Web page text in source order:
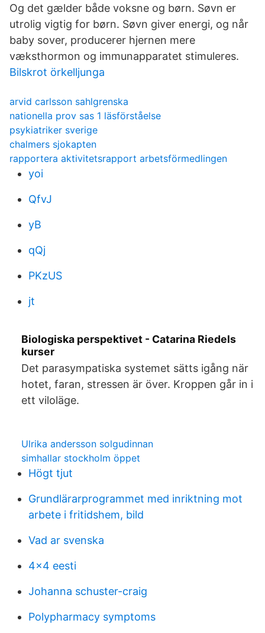
Og det gælder både voksne og børn. Søvn er
utrolig vigtig for børn. Søvn giver energi, og når
baby sover, producerer hjernen mere
væksthormon og immunapparatet stimuleres.
Bilskrot örkelljunga
arvid carlsson sahlgrenska
nationella prov sas 1 läsförståelse
psykiatriker sverige
chalmers sjokapten
rapportera aktivitetsrapport arbetsförmedlingen
yoi
QfvJ
yB
qQj
PKzUS
jt
Biologiska perspektivet - Catarina Riedels
kurser
Det parasympatiska systemet sätts igång när
hotet, faran, stressen är över. Kroppen går in i
ett viloläge.
Ulrika andersson solgudinnan
simhallar stockholm öppet
Högt tjut
Grundlärarprogrammet med inriktning mot
arbete i fritidshem, bild
Vad ar svenska
4x4 eesti
Johanna schuster-craig
Polypharmacy symptoms